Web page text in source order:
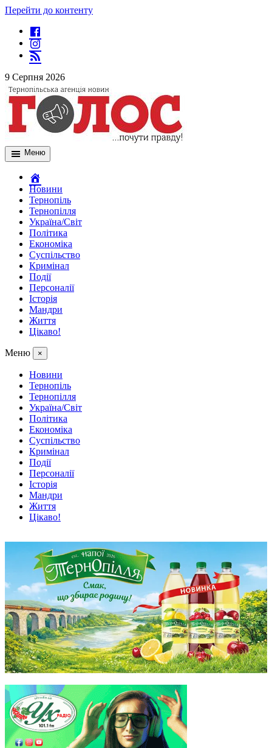
Перейти до контенту
9 Серпня 2026
Меню
Новини
Тернопіль
Тернопілля
Україна/Світ
Політика
Економіка
Суспільство
Кримінал
Події
Персоналії
Історія
Мандри
Життя
Цікаво!
Меню ×
Новини
Тернопіль
Тернопілля
Україна/Світ
Політика
Економіка
Суспільство
Кримінал
Події
Персоналії
Історія
Мандри
Життя
Цікаво!